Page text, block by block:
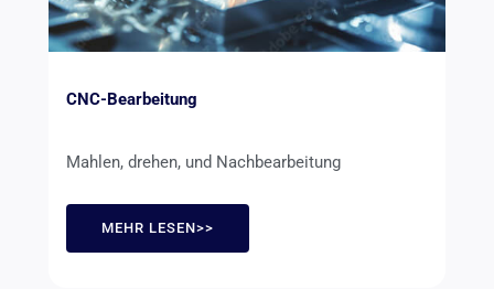
CNC-Bearbeitung
Mahlen, drehen, und Nachbearbeitung
MEHR LESEN>>